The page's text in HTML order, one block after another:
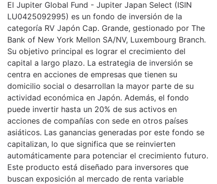
El Jupiter Global Fund - Jupiter Japan Select (ISIN
LU0425092995) es un fondo de inversión de la
categoría RV Japón Cap. Grande, gestionado por The
Bank of New York Mellon SA/NV, Luxembourg Branch.
Su objetivo principal es lograr el crecimiento del
capital a largo plazo. La estrategia de inversión se
centra en acciones de empresas que tienen su
domicilio social o desarrollan la mayor parte de su
actividad económica en Japón. Además, el fondo
puede invertir hasta un 20% de sus activos en
acciones de compañías con sede en otros países
asiáticos. Las ganancias generadas por este fondo se
capitalizan, lo que significa que se reinvierten
automáticamente para potenciar el crecimiento futuro.
Este producto está diseñado para inversores que
buscan exposición al mercado de renta variable